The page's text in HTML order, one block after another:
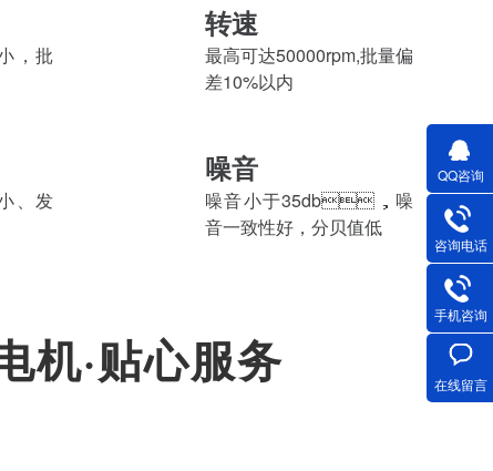
，批
转速
最高可达50000rpm,批量偏
差10%以内
、发
噪音
噪音小于35db，噪
音一致性好，分贝值低
机·贴心服务
QQ咨询
咨询电话
手机咨询
在线留言